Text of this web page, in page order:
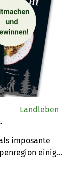
«die grüne»-
imposante
einiges
Landleben